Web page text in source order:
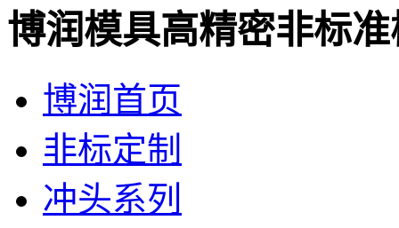
博润模具高精密非标
博润首页
非标定制
冲头系列